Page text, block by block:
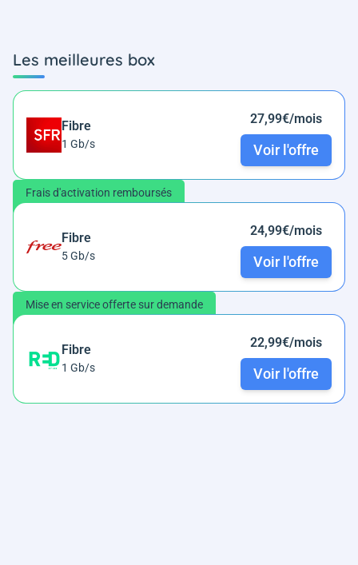
Les meilleures box
Fibre
1 Gb/s
27,99€/mois
Voir l'offre
Frais d'activation remboursés
Fibre
5 Gb/s
24,99€/mois
Voir l'offre
Mise en service offerte sur demande
Fibre
1 Gb/s
22,99€/mois
Voir l'offre